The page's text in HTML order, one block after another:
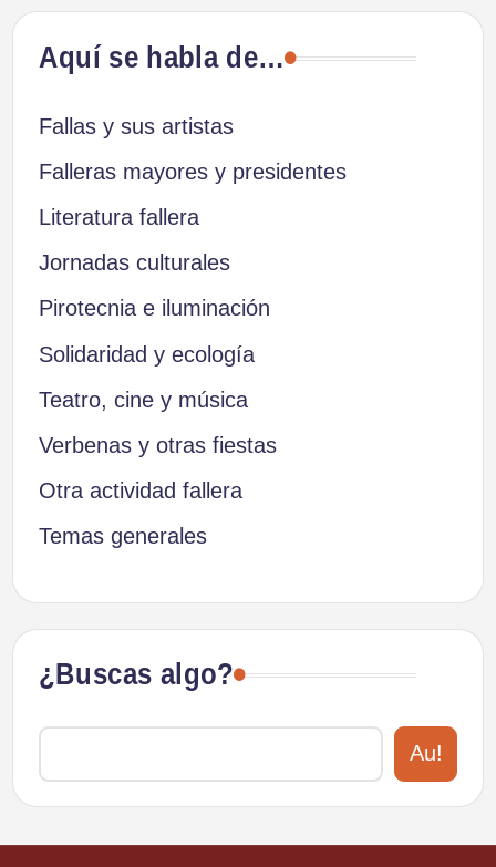
de
entradas
Aquí se habla de…
Fallas y sus artistas
Falleras mayores y presidentes
Literatura fallera
Jornadas culturales
Pirotecnia e iluminación
Solidaridad y ecología
Teatro, cine y música
Verbenas y otras fiestas
Otra actividad fallera
Temas generales
¿Buscas algo?
Au!